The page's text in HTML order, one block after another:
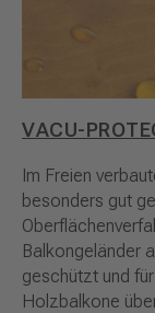
VACU-
Im Freien
besonders gut
Balkongeländer
geschützt und
Holzbalkone